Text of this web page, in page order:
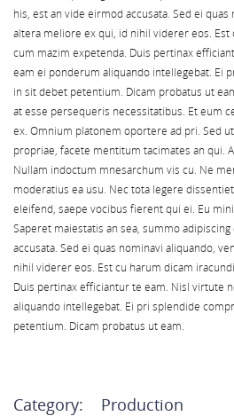
his, est an vide eirmod accusata. Sed ei
altera meliore ex qui, id nihil viderer eos. Est
cum mazim expetenda. Duis pertinax
eam ei ponderum aliquando intellegebat. Ei
in sit debet petentium. Dicam probatus ut
at esse persequeris necessitatibus. Et eum
ex. Omnium platonem oportere ad pri. Sed
propriae, facete mentitum tacimates an qui.
Nullam indoctum mnesarchum vis cu. Ne
moderatius ea usu. Nec tota legere
eleifend, saepe vocibus fierent qui ei. Eu
Saperet maiestatis an sea, summo
accusata. Sed ei quas nominavi aliquando,
nihil viderer eos. Est cu harum dicam
Duis pertinax efficiantur te eam. Nisl virtute
aliquando intellegebat. Ei pri splendide
petentium. Dicam probatus ut eam.
Category: Production